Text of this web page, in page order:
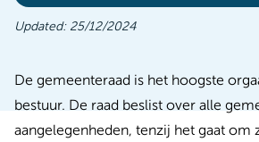
Updated: 25/12/2024
De gemeenteraad is het hoogste
bestuur. De raad beslist over alle
aangelegenheden, tenzij het gaat om